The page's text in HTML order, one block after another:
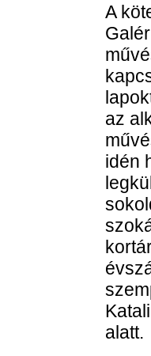
A
az
idén
alatt.